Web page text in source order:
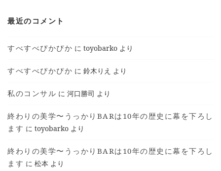
最近のコメント
すべすべぴかぴか にtoyobarko より
すべすべぴかぴか に鈴木りえ より
私のコンサル に河口勝司 より
終わりの美学〜うっかりBARは10年の歴史に幕を下ろし
ます にtoyobarko より
終わりの美学〜うっかりBARは10年の歴史に幕を下ろし
ます に松本 より